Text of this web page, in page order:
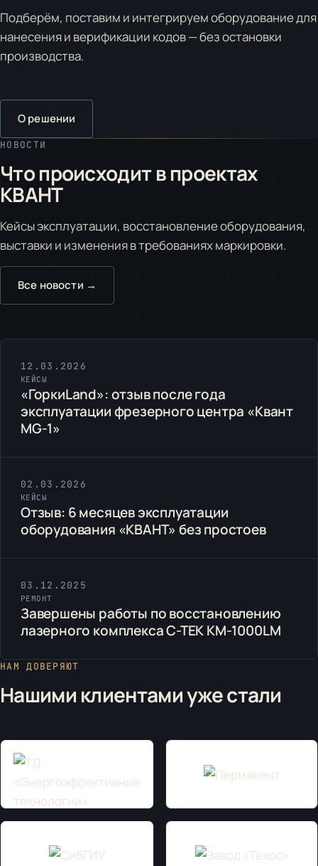
Подберём, поставим и интегрируем оборудование для
нанесения и верификации кодов — без остановки
производства.
О решении
НОВОСТИ
Что происходит в проектах
КВАНТ
Кейсы эксплуатации, восстановление оборудования,
выставки и изменения в требованиях маркировки.
Все новости →
12.03.2026
КЕЙСЫ
«ГоркиLand»: отзыв после года
эксплуатации фрезерного центра «Квант
MG-1»
02.03.2026
КЕЙСЫ
Отзыв: 6 месяцев эксплуатации
оборудования «КВАНТ» без простоев
03.12.2025
РЕМОНТ
Завершены работы по восстановлению
лазерного комплекса C-TEK KM-1000LM
НАМ ДОВЕРЯЮТ
Нашими клиентами уже стали